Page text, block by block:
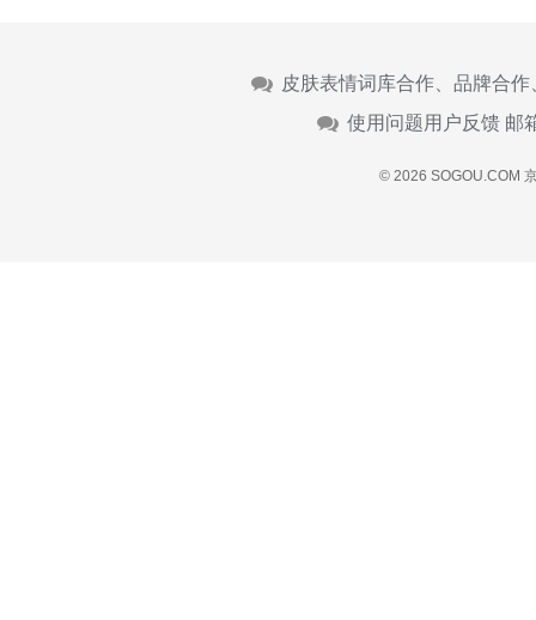
皮肤表情词库合作、品牌合
使用问题用户反馈 邮
© 2026 SOGOU.COM